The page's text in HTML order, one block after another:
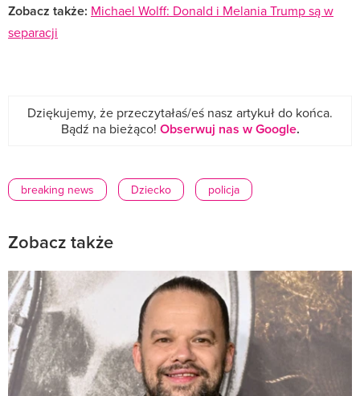
Zobacz także: Michael Wolff: Donald i Melania Trump są w
separacji
Dziękujemy, że przeczytałaś/eś nasz artykuł do końca.
Bądź na bieżąco! Obserwuj nas w Google.
breaking news Dziecko policja
Zobacz także